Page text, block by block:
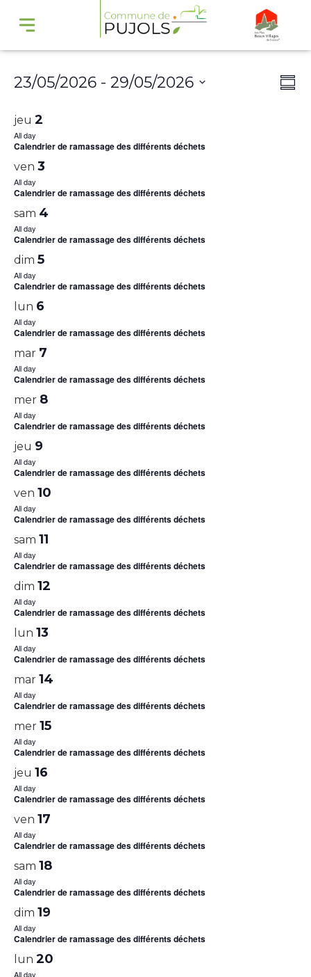
23/05/2026 - 29/05/2026
date.
jeu 2
All day
Calendrier de ramassage des différents déchets
ven 3
All day
Calendrier de ramassage des différents déchets
sam 4
All day
Calendrier de ramassage des différents déchets
dim 5
All day
Calendrier de ramassage des différents déchets
lun 6
All day
Calendrier de ramassage des différents déchets
mar 7
All day
Calendrier de ramassage des différents déchets
mer 8
All day
Calendrier de ramassage des différents déchets
jeu 9
All day
Calendrier de ramassage des différents déchets
ven 10
All day
Calendrier de ramassage des différents déchets
sam 11
All day
Calendrier de ramassage des différents déchets
dim 12
All day
Calendrier de ramassage des différents déchets
lun 13
All day
Calendrier de ramassage des différents déchets
mar 14
All day
Calendrier de ramassage des différents déchets
mer 15
All day
Calendrier de ramassage des différents déchets
jeu 16
All day
Calendrier de ramassage des différents déchets
ven 17
All day
Calendrier de ramassage des différents déchets
sam 18
All day
Calendrier de ramassage des différents déchets
dim 19
All day
Calendrier de ramassage des différents déchets
lun 20
All day